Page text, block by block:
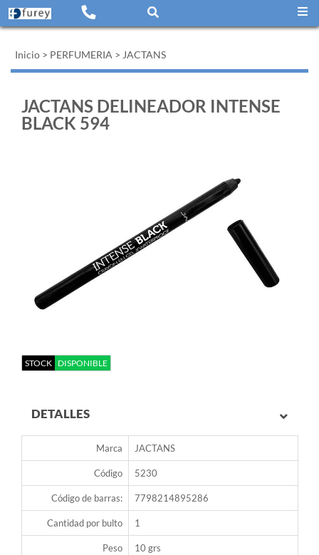
Inicio > PERFUMERIA > JACTANS
JACTANS DELINEADOR INTENSE
BLACK 594
STOCK DISPONIBLE
DETALLES
Marca JACTANS
Código 5230
Código de barras: 7798214895286
Cantidad por bulto 1
Peso 10 grs